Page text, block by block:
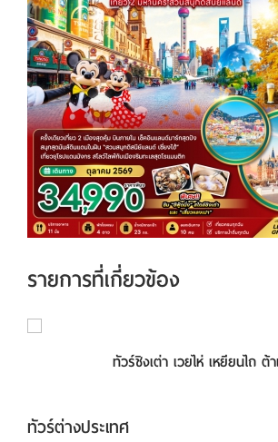
รายการที่เกี่ยวข้อง
ทัวร์ชิงเต่า เวยไห่ เหยียนไถ ต้า
ทัวร์ต่างประเทศ